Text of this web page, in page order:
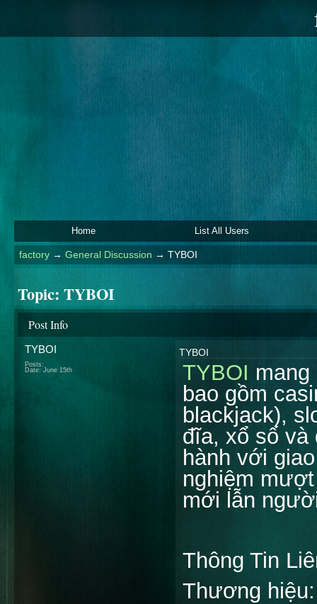
Home List All Users
factory→ General Discussion → TYBOI
Topic: TYBOI
Post Info
TYBOI
Posts:
Date: June 15th
TYBOI
TYBOI
bao gồm
blackjack),
đĩa, xổ số
hành với
nghiệm
mới lẫn
Thông Tin
Thương